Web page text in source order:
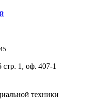
1, оф. 407-1
техники